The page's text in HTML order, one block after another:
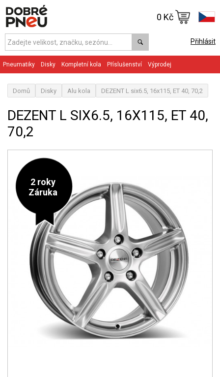
Přihlásit
0 Kč
Pneumatiky Disky Kompletní kola Příslušenství Výprodej
Domů Disky Alu kola DEZENT L six6.5, 16x115, ET 40, 70,2
DEZENT L SIX6.5, 16X115, ET 40,
70,2
2 roky
Záruka